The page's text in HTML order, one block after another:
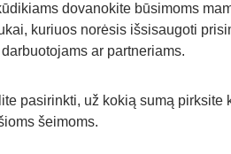
dovanokite būsimoms
kuriuos norėsis išsisaugoti
ar partneriams.
pasirinkti, už kokią sumą
šeimoms.